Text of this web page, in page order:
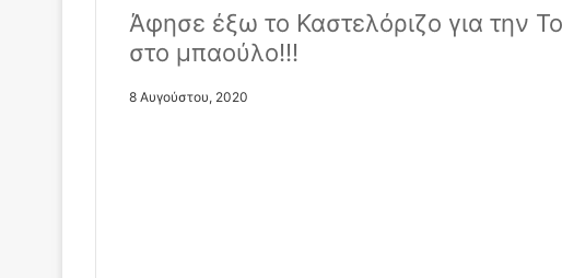
Άφησε έξω το Καστελόριζο για την
στο μπαούλο!!!
8 Αυγούστου, 2020